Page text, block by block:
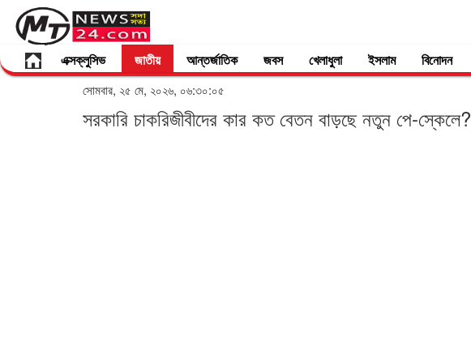
এক্সক্লুসিভ জাতীয় আন্তর্জাতিক জবস খেলাধুলা ইসলাম বিনোদন
সোমবার, ২৫ মে, ২০২৬, ০৬:৩০:০৫
সরকারি চাকরিজীবীদের কার কত বেতন বাড়ছে নতুন পে-স্কেলে?